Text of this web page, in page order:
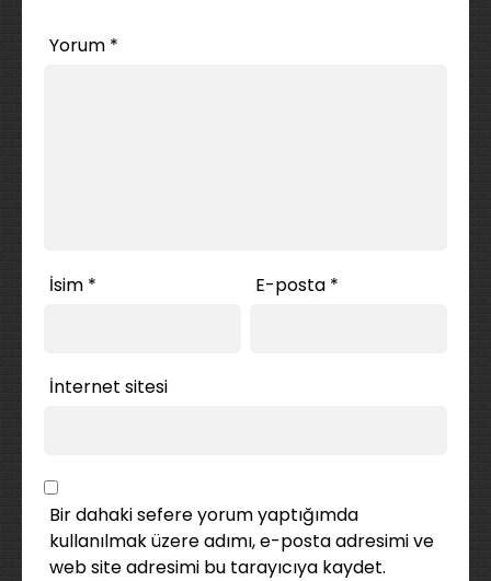
Yorum *
İsim * E-posta *
İnternet sitesi
Bir dahaki sefere yorum yaptığımda
kullanılmak üzere adımı, e-posta adresimi ve
web site adresimi bu tarayıcıya kaydet.